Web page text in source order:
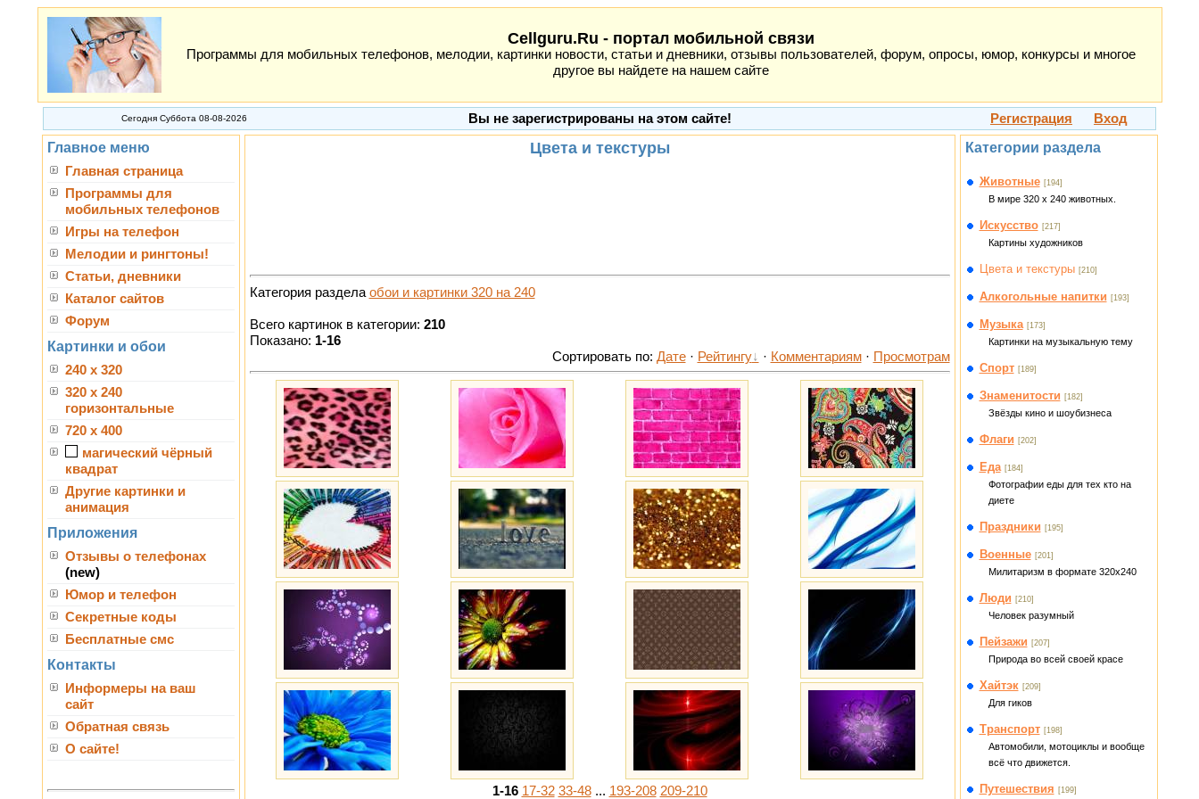
Cellguru.Ru - портал мобильной связи
Программы для мобильных телефонов, мелодии, картинки новости, статьи и дневники, отзывы пользователей, форум, опросы, юмор, конкурсы и многое
другое вы найдете на нашем сайте
Сегодня Суббота 08-08-2026 Вы не зарегистрированы на этом сайте! Регистрация Вход
Главное меню
Главная страница
Программы для
мобильных телефонов
Игры на телефон
Мелодии и рингтоны!
Статьи, дневники
Каталог сайтов
Форум
Картинки и обои
240 x 320
320 x 240
горизонтальные
720 x 400
магический чёрный
квадрат
Другие картинки и
анимация
Приложения
Отзывы о телефонах
(new)
Юмор и телефон
Секретные коды
Бесплатные смс
Контакты
Информеры на ваш
сайт
Обратная связь
О сайте!
Цвета и текстуры
Категория раздела обои и картинки 320 на 240
Всего картинок в категории: 210
Показано: 1-16
Сортировать по: Дате· Рейтингу · Комментариям· Просмотрам
1-16 17-32 33-48 ... 193-208 209-210
Категории раздела
Животные [194]
В мире 320 x 240 животных.
Искусство [217]
Картины художников
Цвета и текстуры [210]
Алкогольные напитки [193]
Музыка [173]
Картинки на музыкальную тему
Спорт [189]
Знаменитости [182]
Звёзды кино и шоубизнеса
Флаги [202]
Еда [184]
Фотографии еды для тех кто на
диете
Праздники [195]
Военные [201]
Милитаризм в формате 320x240
Люди [210]
Человек разумный
Пейзажи [207]
Природа во всей своей красе
Хайтэк [209]
Для гиков
Транспорт [198]
Автомобили, мотоциклы и вообще
всё что движется.
Путешествия [199]